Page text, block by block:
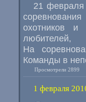
21 февраля
охотников
На
Команды в
Просмотрели 2899
1 февраля